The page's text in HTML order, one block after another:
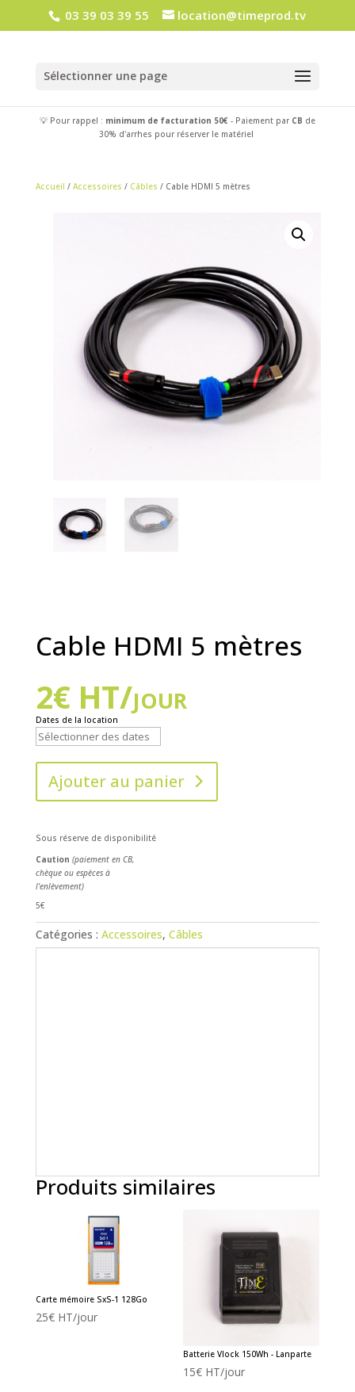
03 39 03 39 55 location@timeprod.tv
Sélectionner une page
💡 Pour rappel : minimum de facturation 50€ - Paiement par CB de
30% d'arrhes pour réserver le matériel
Accueil / Accessoires / Câbles / Cable HDMI 5 mètres
Cable HDMI 5 mètres
2€HT/jour
Dates de la location
Ajouter au panier
Sous réserve de disponibilité
Caution (paiement en CB,
chèque ou espèces à
l'enlèvement)
5€
Catégories : Accessoires, Câbles
Produits similaires
Carte mémoire SxS-1 128Go
25€HT/jour
Batterie Vlock 150Wh - Lanparte
15€ HT/jour